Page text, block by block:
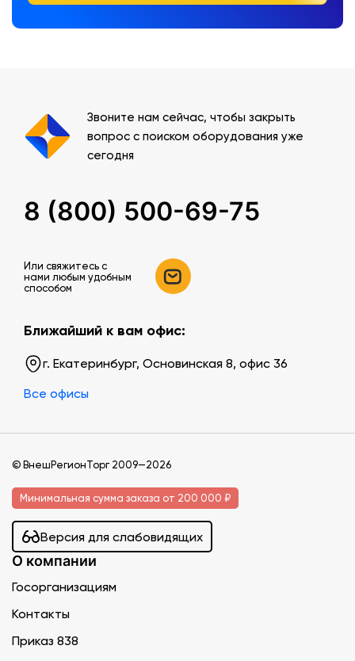
Звоните нам сейчас, чтобы закрыть
вопрос с поиском оборудования уже
сегодня
8 (800) 500-69-75
Или свяжитесь c
нами любым удобным
способом
Ближайший к вам офис:
г. Екатеринбург, Основинская 8, офис 36
Все офисы
© ВнешРегионТорг 2009—2026
Минимальная сумма заказа от 200 000 ₽
Версия для слабовидящих
О компании
Госорганизациям
Контакты
Приказ 838